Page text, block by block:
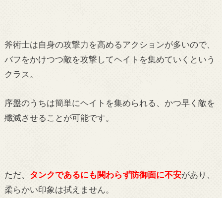
斧術士は自身の攻撃力を高めるアクションが多いので、
バフをかけつつ敵を攻撃してヘイトを集めていくという
クラス。
序盤のうちは簡単にヘイトを集められる、かつ早く敵を
殲滅させることが可能です。
ただ、 タンクであるにも関わらず防御面に不安があり、
柔らかい印象は拭えません。